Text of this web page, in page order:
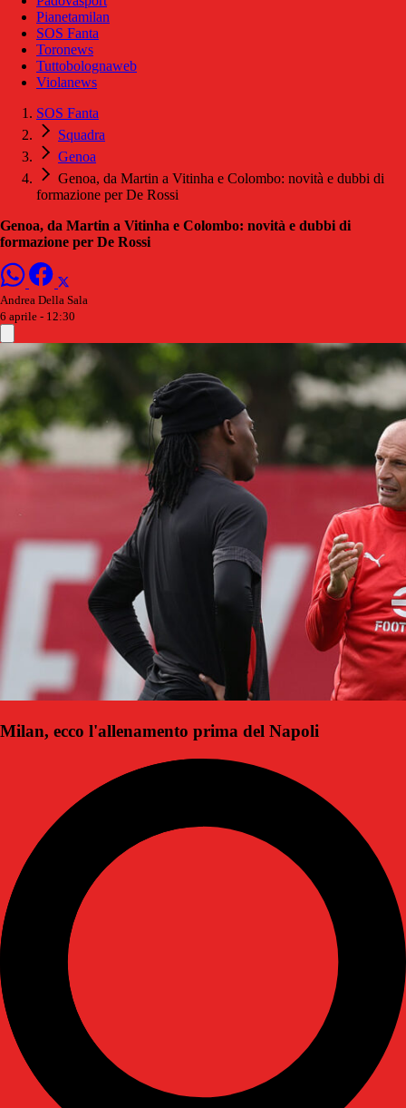
Pianetamilan
SOS Fanta
Toronews
Tuttobolognaweb
Violanews
SOS Fanta
Squadra
Genoa
Genoa, da Martin a Vitinha e Colombo: novità e dubbi di
formazione per De Rossi
Genoa, da Martin a Vitinha e Colombo: novità e dubbi di
formazione per De Rossi
Andrea Della Sala
6 aprile - 12:30
Milan, ecco l'allenamento prima del Napoli